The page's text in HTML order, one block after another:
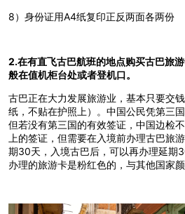
8）身份证用A4纸复印正反两面各两份
2.在有直飞古巴航班的地点购买古巴旅
般在值机柜台处或者登机口。
古巴正在大力发展旅游业，基本只要交
纸，不贴在护照上）。中国公民凭第三
但若没有第三国的有效签证，中国边检
上的签证，但需要在入境前办理古巴旅
期30天，入境古巴后，可以再办理延期
办理的旅游卡是粉红色的，与其他国家颜